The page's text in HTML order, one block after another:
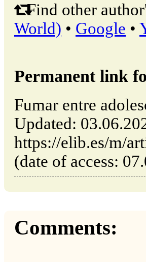
Find other
World) • Google •
Permanent link
Fumar entre
Updated:
https://elib.es/m/
(date of access:
Comments: